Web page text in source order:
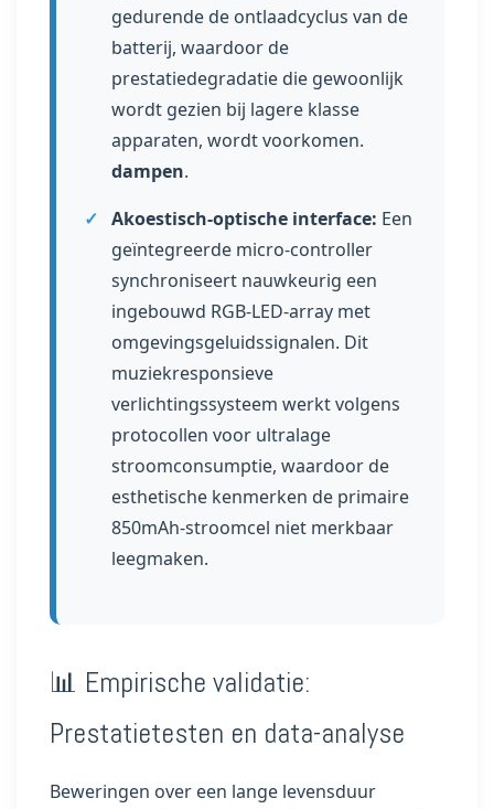
gedurende de ontlaadcyclus van de
batterij, waardoor de
prestatiedegradatie die gewoonlijk
wordt gezien bij lagere klasse
apparaten, wordt voorkomen.
dampen.
✓ Akoestisch-optische interface: Een
geïntegreerde micro-controller
synchroniseert nauwkeurig een
ingebouwd RGB-LED-array met
omgevingsgeluidssignalen. Dit
muziekresponsieve
verlichtingssysteem werkt volgens
protocollen voor ultralage
stroomconsumptie, waardoor de
esthetische kenmerken de primaire
850mAh-stroomcel niet merkbaar
leegmaken.
📊 Empirische validatie:
Prestatietesten en data-analyse
Beweringen over een lange levensduur